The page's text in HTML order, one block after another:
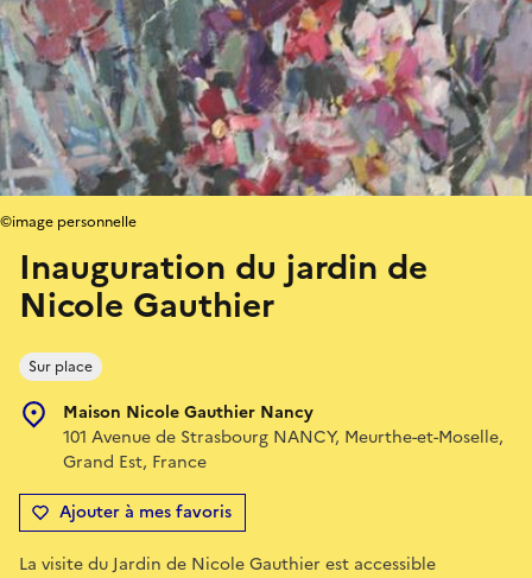
Inauguration du jardin de
Nicole Gauthier
Sur place
Maison Nicole Gauthier Nancy
101 Avenue de Strasbourg NANCY, Meurthe-et-Moselle,
Grand Est, France
Ajouter à mes favoris
©image personnelle
La visite du Jardin de Nicole Gauthier est accessible